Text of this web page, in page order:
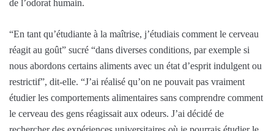
de l’odorat humain.
“En tant qu’étudiante à la maîtrise, j’étudiais comment le cerveau
réagit au goût” sucré “dans diverses conditions, par exemple si
nous abordons certains aliments avec un état d’esprit indulgent ou
restrictif”, dit-elle. “J’ai réalisé qu’on ne pouvait pas vraiment
étudier les comportements alimentaires sans comprendre comment
le cerveau des gens réagissait aux odeurs. J’ai décidé de